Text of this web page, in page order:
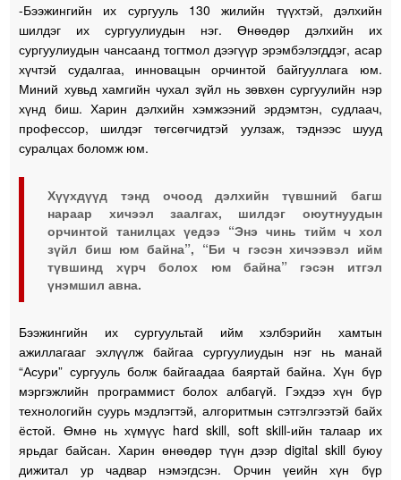
-Бээжингийн их сургууль 130 жилийн түүхтэй, дэлхийн
шилдэг их сургуулиудын нэг. Өнөөдөр дэлхийн их
сургуулиудын чансаанд тогтмол дээгүүр эрэмбэлэгддэг, асар
хүчтэй судалгаа, инновацын орчинтой байгууллага юм.
Миний хувьд хамгийн чухал зүйл нь зөвхөн сургуулийн нэр
хүнд биш. Харин дэлхийн хэмжээний эрдэмтэн, судлаач,
профессор, шилдэг төгсөгчидтэй уулзаж, тэднээс шууд
суралцах боломж юм.
Хүүхдүүд тэнд очоод дэлхийн түвшний багш
нараар хичээл заалгах, шилдэг оюутнуудын
орчинтой танилцах үедээ “Энэ чинь тийм ч хол
зүйл биш юм байна”, “Би ч гэсэн хичээвэл ийм
түвшинд хүрч болох юм байна” гэсэн итгэл
үнэмшил авна.
Бээжингийн их сургуультай ийм хэлбэрийн хамтын
ажиллагааг эхлүүлж байгаа сургуулиудын нэг нь манай
“Асури” сургууль болж байгаадаа баяртай байна. Хүн бүр
мэргэжлийн программист болох албагүй. Гэхдээ хүн бүр
технологийн суурь мэдлэгтэй, алгоритмын сэтгэлгээтэй байх
ёстой. Өмнө нь хүмүүс hard skill, soft skill-ийн талаар их
ярьдаг байсан. Харин өнөөдөр түүн дээр digital skill буюу
дижитал ур чадвар нэмэгдсэн. Орчин үеийн хүн бүр